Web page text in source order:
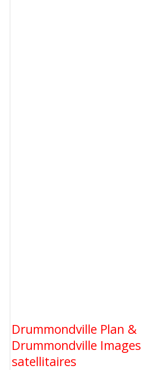
Drummondville Plan &
Drummondville Images
satellitaires